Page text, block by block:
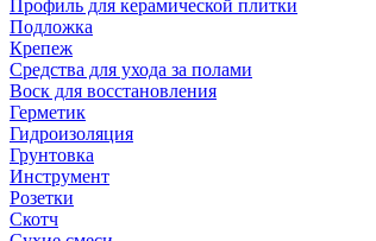
Профиль для керамической плитки
Подложка
Крепеж
Средства для ухода за полами
Воск для восстановления
Герметик
Гидроизоляция
Грунтовка
Инструмент
Розетки
Скотч